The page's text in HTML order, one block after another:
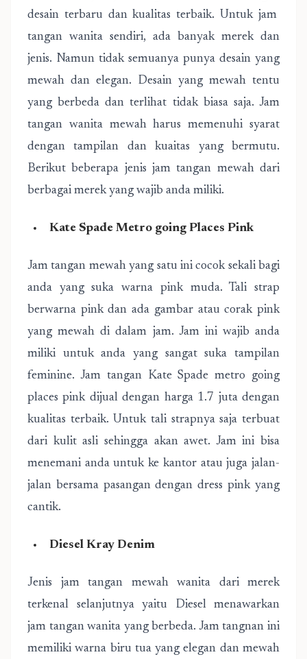
desain terbaru dan kualitas terbaik. Untuk jam
tangan wanita sendiri, ada banyak merek dan
jenis. Namun tidak semuanya punya desain yang
mewah dan elegan. Desain yang mewah tentu
yang berbeda dan terlihat tidak biasa saja. Jam
tangan wanita mewah harus memenuhi syarat
dengan tampilan dan kuaitas yang bermutu.
Berikut beberapa jenis jam tangan mewah dari
berbagai merek yang wajib anda miliki.
Kate Spade Metro going Places Pink
Jam tangan mewah yang satu ini cocok sekali bagi
anda yang suka warna pink muda. Tali strap
berwarna pink dan ada gambar atau corak pink
yang mewah di dalam jam. Jam ini wajib anda
miliki untuk anda yang sangat suka tampilan
feminine. Jam tangan Kate Spade metro going
places pink dijual dengan harga 1.7 juta dengan
kualitas terbaik. Untuk tali strapnya saja terbuat
dari kulit asli sehingga akan awet. Jam ini bisa
menemani anda untuk ke kantor atau juga jalan-
jalan bersama pasangan dengan dress pink yang
cantik.
Diesel Kray Denim
Jenis jam tangan mewah wanita dari merek
terkenal selanjutnya yaitu Diesel menawarkan
jam tangan wanita yang berbeda. Jam tangnan ini
memiliki warna biru tua yang elegan dan mewah